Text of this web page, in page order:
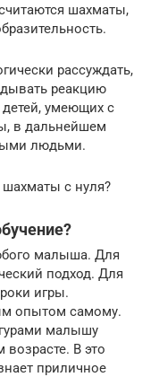
шахматы,
рассуждать,
реакцию
умеющих с
в дальнейшем
людьми.
шахматы с нуля?
малыша. Для
подход. Для
игры.
опытом самому.
малышу
возрасте. В это
приличное